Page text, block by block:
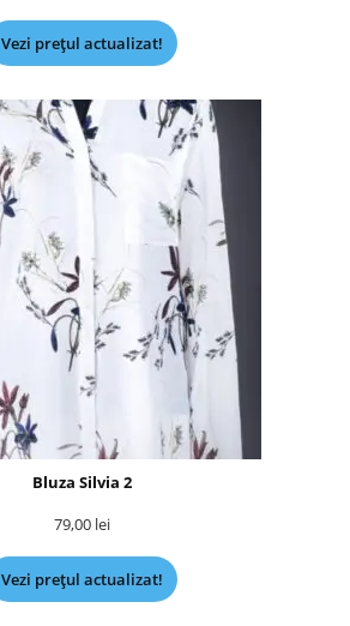
Vezi prețul actualizat!
Bluza Silvia 2
79,00 lei
Vezi prețul actualizat!